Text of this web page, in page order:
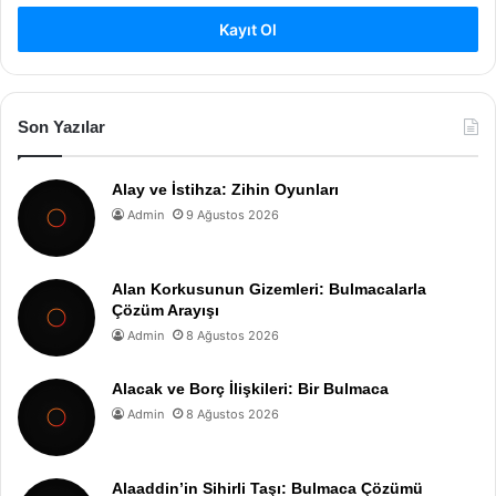
Kayıt Ol
Son Yazılar
Alay ve İstihza: Zihin Oyunları
Admin 9 Ağustos 2026
Alan Korkusunun Gizemleri: Bulmacalarla
Çözüm Arayışı
Admin 8 Ağustos 2026
Alacak ve Borç İlişkileri: Bir Bulmaca
Admin 8 Ağustos 2026
Alaaddin’in Sihirli Taşı: Bulmaca Çözümü